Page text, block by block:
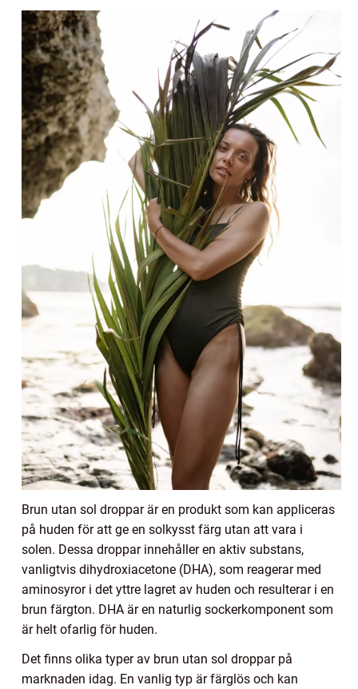
Brun utan sol droppar är en produkt som kan appliceras
på huden för att ge en solkysst färg utan att vara i
solen. Dessa droppar innehåller en aktiv substans,
vanligtvis dihydroxiacetone (DHA), som reagerar med
aminosyror i det yttre lagret av huden och resulterar i en
brun färgton. DHA är en naturlig sockerkomponent som
är helt ofarlig för huden.
Det finns olika typer av brun utan sol droppar på
marknaden idag. En vanlig typ är färglös och kan